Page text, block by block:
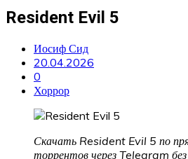
Resident Evil 5
Иосиф Сид
20.04.2026
0
Хоррор
Скачать Resident Evil 5 по
торрентов через Telegram без